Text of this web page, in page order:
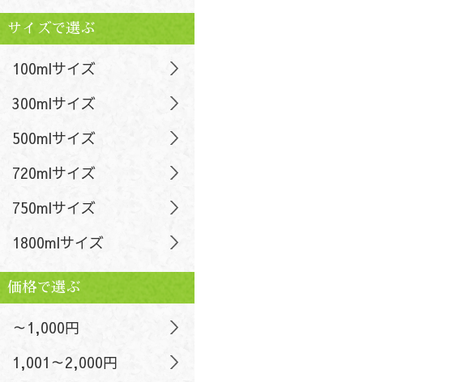
サイズで選ぶ
100mlサイズ
300mlサイズ
500mlサイズ
720mlサイズ
750mlサイズ
1800mlサイズ
価格で選ぶ
～1,000円
1,001～2,000円